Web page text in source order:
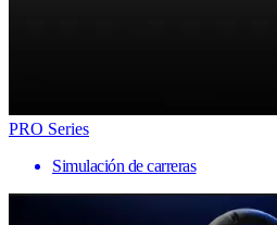
PRO Series
Simulación de carreras